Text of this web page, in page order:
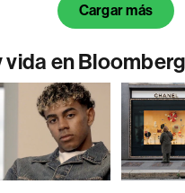
Cargar más
vida en